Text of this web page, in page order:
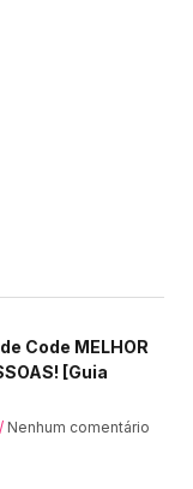
Code MELHOR
[Guia
Nenhum comentário